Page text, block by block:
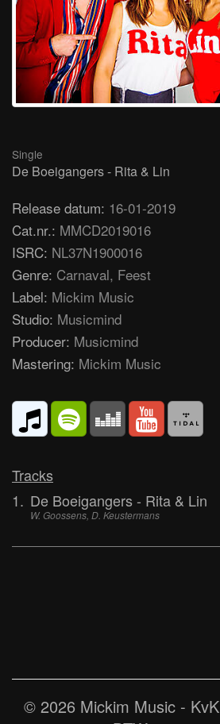
Single
De Boeigangers - Rita & Lin
Release datum: 16-01-2019
Cat.nr.: MMCD2019016
ISRC: NL37N1900016
Genre: Carnaval, Feest
Label: Mickim Music
Studio: Musicmind
Producer: Musicmind
Mastering: Mickim Music
Tracks
1. De Boeigangers - Rita & Lin
W. Goossens, D. Keustermans
© 2026 Mickim Music - KvK